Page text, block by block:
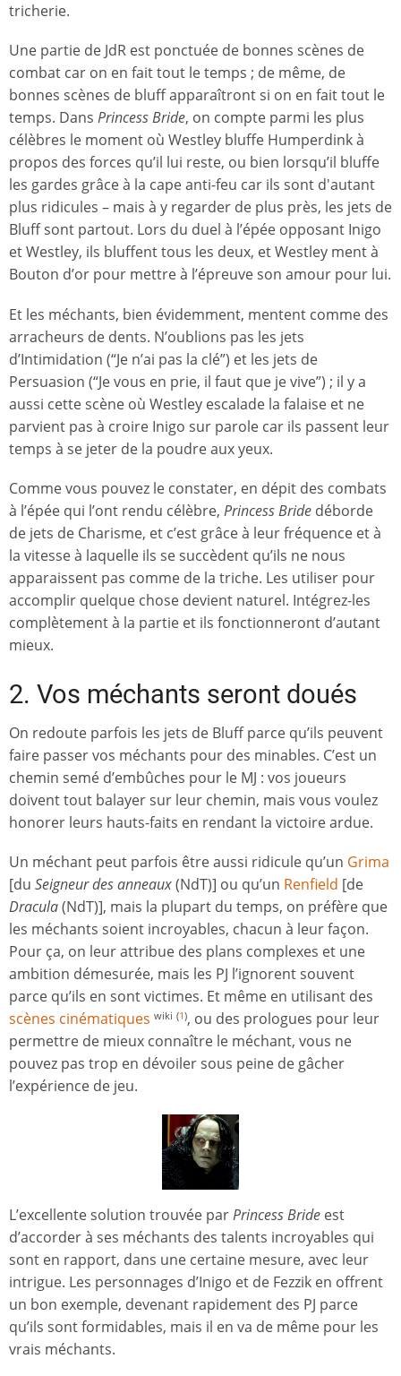
tricherie.
Une partie de JdR est ponctuée de bonnes scènes de
combat car on en fait tout le temps ; de même, de
bonnes scènes de bluff apparaîtront si on en fait tout le
temps. Dans Princess Bride, on compte parmi les plus
célèbres le moment où Westley bluffe Humperdink à
propos des forces qu’il lui reste, ou bien lorsqu’il bluffe
les gardes grâce à la cape anti-feu car ils sont d'autant
plus ridicules – mais à y regarder de plus près, les jets de
Bluff sont partout. Lors du duel à l’épée opposant Inigo
et Westley, ils bluffent tous les deux, et Westley ment à
Bouton d’or pour mettre à l’épreuve son amour pour lui.
Et les méchants, bien évidemment, mentent comme des
arracheurs de dents. N’oublions pas les jets
d’Intimidation (“Je n’ai pas la clé”) et les jets de
Persuasion (“Je vous en prie, il faut que je vive”) ; il y a
aussi cette scène où Westley escalade la falaise et ne
parvient pas à croire Inigo sur parole car ils passent leur
temps à se jeter de la poudre aux yeux.
Comme vous pouvez le constater, en dépit des combats
à l’épée qui l’ont rendu célèbre, Princess Bride déborde
de jets de Charisme, et c’est grâce à leur fréquence et à
la vitesse à laquelle ils se succèdent qu’ils ne nous
apparaissent pas comme de la triche. Les utiliser pour
accomplir quelque chose devient naturel. Intégrez-les
complètement à la partie et ils fonctionneront d’autant
mieux.
2. Vos méchants seront doués
On redoute parfois les jets de Bluff parce qu’ils peuvent
faire passer vos méchants pour des minables. C’est un
chemin semé d’embûches pour le MJ : vos joueurs
doivent tout balayer sur leur chemin, mais vous voulez
honorer leurs hauts-faits en rendant la victoire ardue.
Un méchant peut parfois être aussi ridicule qu’un Grima
[du Seigneur des anneaux(NdT)] ou qu’un Renfield [de
Dracula(NdT)], mais la plupart du temps, on préfère que
les méchants soient incroyables, chacun à leur façon.
Pour ça, on leur attribue des plans complexes et une
ambition démesurée, mais les PJ l’ignorent souvent
parce qu’ils en sont victimes. Et même en utilisant des
scènes cinématiques wiki (1), ou des prologues pour leur
permettre de mieux connaître le méchant, vous ne
pouvez pas trop en dévoiler sous peine de gâcher
l’expérience de jeu.
L’excellente solution trouvée parPrincess Bride est
d’accorder à ses méchants des talents incroyables qui
sont en rapport, dans une certaine mesure, avec leur
intrigue. Les personnages d’Inigo et de Fezzik en offrent
un bon exemple, devenant rapidement des PJ parce
qu’ils sont formidables, mais il en va de même pour les
vrais méchants.